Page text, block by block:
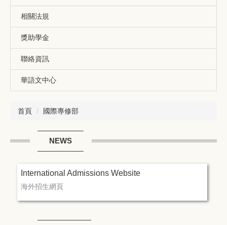
相關法規
獎助學金
聯絡資訊
華語文中心
首頁 國際專修部
NEWS
International Admissions Website
海外招生網頁